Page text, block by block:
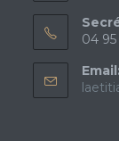
04
Email: